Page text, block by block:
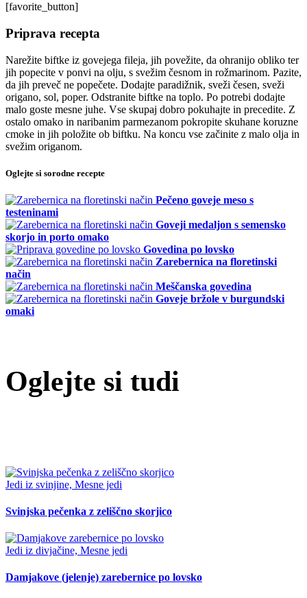
[favorite_button]
Priprava recepta
Narežite biftke iz govejega fileja, jih povežite, da ohranijo obliko ter
jih popecite v ponvi na olju, s svežim česnom in rožmarinom. Pazite,
da jih preveč ne popečete. Dodajte paradižnik, sveži česen, sveži
origano, sol, poper. Odstranite biftke na toplo. Po potrebi dodajte
malo goste mesne juhe. Vse skupaj dobro pokuhajte in precedite. Z
ostalo omako in naribanim parmezanom pokropite skuhane koruzne
cmoke in jih položite ob biftku. Na koncu vse začinite z malo olja in
svežim origanom.
Oglejte si sorodne recepte
Pečeno goveje meso s
testeninami
Goveji medaljon s semensko
skorjo in porto omako
Govedina po lovsko
Zarebernica na floretinski
način
Meščanska govedina
Goveje bržole v burgundski
omaki
Oglejte si tudi
Jedi iz svinjine, Mesne jedi
Svinjska pečenka z zeliščno skorjico
Jedi iz divjačine, Mesne jedi
Damjakove (jelenje) zarebernice po lovsko